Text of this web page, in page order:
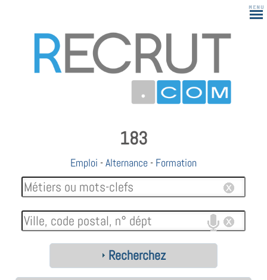
183
Emploi -Alternance - Formation
Recherchez